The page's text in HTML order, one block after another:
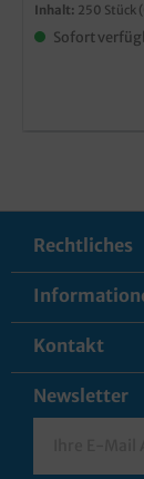
Inhalt: 250 Stück
Sofort
Rechtliches
Kontakt
Newsletter